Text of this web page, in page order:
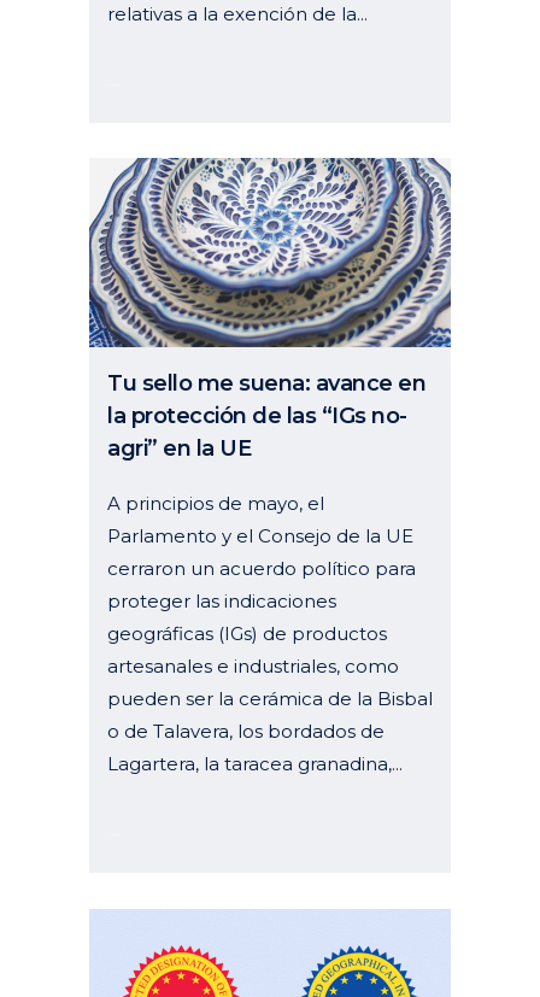
relativas a la exención de la...
Tu sello me suena: avance en
la protección de las “IGs no-
agri” en la UE
A principios de mayo, el
Parlamento y el Consejo de la UE
cerraron un acuerdo político para
proteger las indicaciones
geográficas (IGs) de productos
artesanales e industriales, como
pueden ser la cerámica de la Bisbal
o de Talavera, los bordados de
Lagartera, la taracea granadina,...